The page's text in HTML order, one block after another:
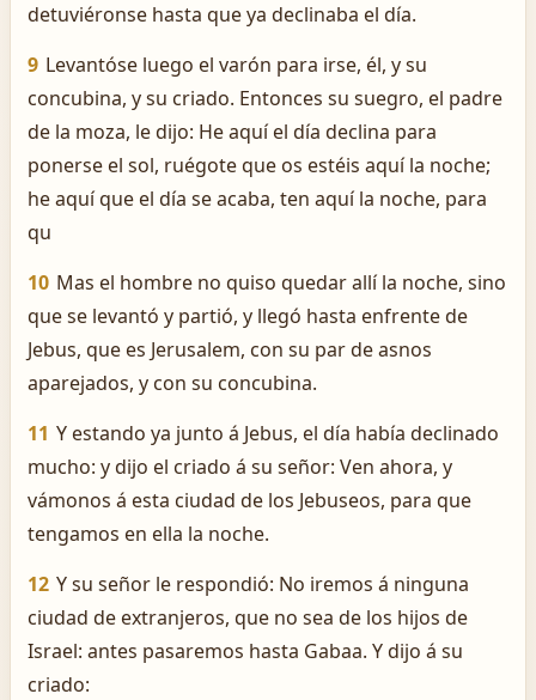
detuviéronse hasta que ya declinaba el día.
9 Levantóse luego el varón para irse, él, y su
concubina, y su criado. Entonces su suegro, el padre
de la moza, le dijo: He aquí el día declina para
ponerse el sol, ruégote que os estéis aquí la noche;
he aquí que el día se acaba, ten aquí la noche, para
qu
10 Mas el hombre no quiso quedar allí la noche, sino
que se levantó y partió, y llegó hasta enfrente de
Jebus, que es Jerusalem, con su par de asnos
aparejados, y con su concubina.
11 Y estando ya junto á Jebus, el día había declinado
mucho: y dijo el criado á su señor: Ven ahora, y
vámonos á esta ciudad de los Jebuseos, para que
tengamos en ella la noche.
12 Y su señor le respondió: No iremos á ninguna
ciudad de extranjeros, que no sea de los hijos de
Israel: antes pasaremos hasta Gabaa. Y dijo á su
criado: